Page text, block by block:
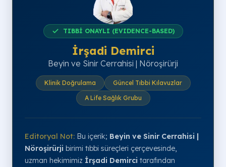
TIBBİ ONAYLI (EVIDENCE-BASED)
İrşadi Demirci
Beyin ve Sinir Cerrahisi | Nöroşirürji
Klinik Doğrulama
Güncel Tıbbi Kılavuzlar
A Life Sağlık Grubu
Editoryal Not: Bu içerik; Beyin ve Sinir Cerrahisi |
Nöroşirürji birimi tıbbi süreçleri çerçevesinde,
uzman hekimimiz İrşadi Demirci tarafından